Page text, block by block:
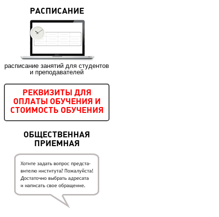
РАСПИСАНИЕ
расписание занятий для студентов
и преподавателей
РЕКВИЗИТЫ ДЛЯ
ОПЛАТЫ ОБУЧЕНИЯ И
СТОИМОСТЬ ОБУЧЕНИЯ
ОБЩЕСТВЕННАЯ
ПРИЕМНАЯ